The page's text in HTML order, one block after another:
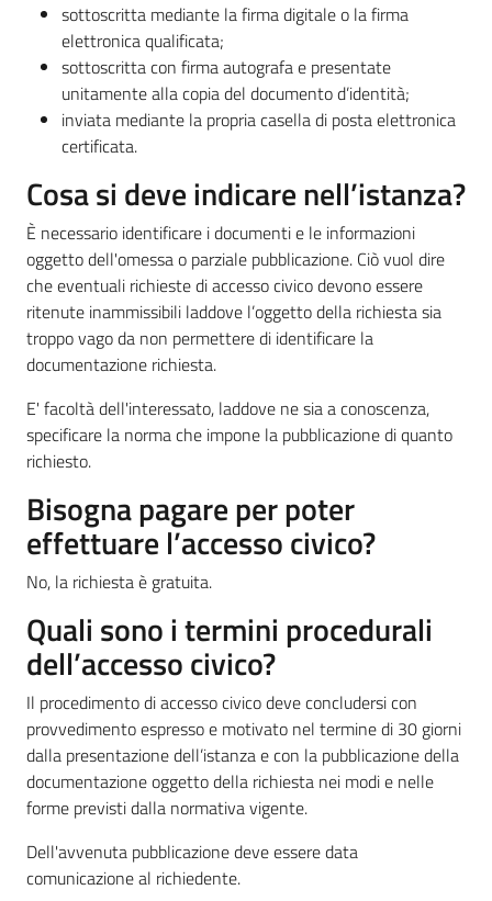
sottoscritta mediante la firma digitale o la firma
elettronica qualificata;
sottoscritta con firma autografa e presentate
unitamente alla copia del documento d’identità;
inviata mediante la propria casella di posta elettronica
certificata.
Cosa si deve indicare nell’istanza?
È necessario identificare i documenti e le informazioni
oggetto dell'omessa o parziale pubblicazione. Ciò vuol dire
che eventuali richieste di accesso civico devono essere
ritenute inammissibili laddove l’oggetto della richiesta sia
troppo vago da non permettere di identificare la
documentazione richiesta.
E' facoltà dell'interessato, laddove ne sia a conoscenza,
specificare la norma che impone la pubblicazione di quanto
richiesto.
Bisogna pagare per poter
effettuare l’accesso civico?
No, la richiesta è gratuita.
Quali sono i termini procedurali
dell’accesso civico?
Il procedimento di accesso civico deve concludersi con
provvedimento espresso e motivato nel termine di 30 giorni
dalla presentazione dell’istanza e con la pubblicazione della
documentazione oggetto della richiesta nei modi e nelle
forme previsti dalla normativa vigente.
Dell'avvenuta pubblicazione deve essere data
comunicazione al richiedente.